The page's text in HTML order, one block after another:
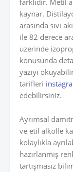
farklıdır. Metil
kaynar.
arasında sıvı
ile 82 derece
üzerinde
konusunda
yazıyı
tarifleri
edebilirsiniz.
Ayrımsal
ve etil alkolle
kolaylıkla
hazırlanmış
tartışmasız